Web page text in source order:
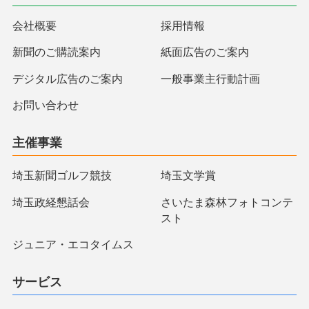
会社概要 採用情報
新聞のご購読案内 紙面広告のご案内
デジタル広告のご案内 一般事業主行動計画
お問い合わせ
主催事業
埼玉新聞ゴルフ競技 埼玉文学賞
埼玉政経懇話会
さいたま森林フォトコンテ
スト
ジュニア・エコタイムス
サービス